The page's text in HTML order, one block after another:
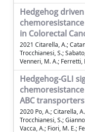
Hedgehog
in Colorectal
2021 Citarella, A.;
Trocchianesi, S.;
Venneri, M. A.; Ferretti,
Hedgehog-GLI
ABC
2020 Po, A.; Citarella,
Trocchianesi, S.;
Vacca, A.; Fiori, M. E.;